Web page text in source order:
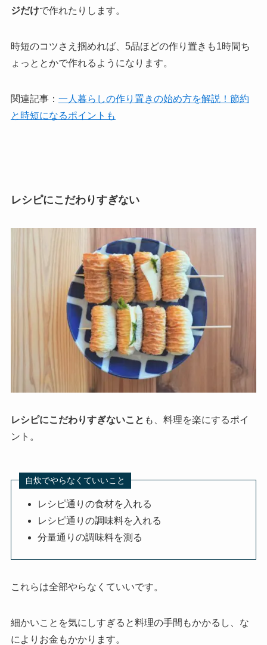
ジだけで作れたりします。
時短のコツさえ掴めれば、5品ほどの作り置きも1時間ち
ょっととかで作れるようになります。
関連記事： 一人暮らしの作り置きの始め方を解説！節約
と時短になるポイントも
レシピにこだわりすぎない
レシピにこだわりすぎないこと も、料理を楽にするポイ
ント。
自炊でやらなくていいこと
レシピ通りの食材を入れる
レシピ通りの調味料を入れる
分量通りの調味料を測る
これらは全部やらなくていいです。
細かいことを気にしすぎると料理の手間もかかるし、な
によりお金もかかります。